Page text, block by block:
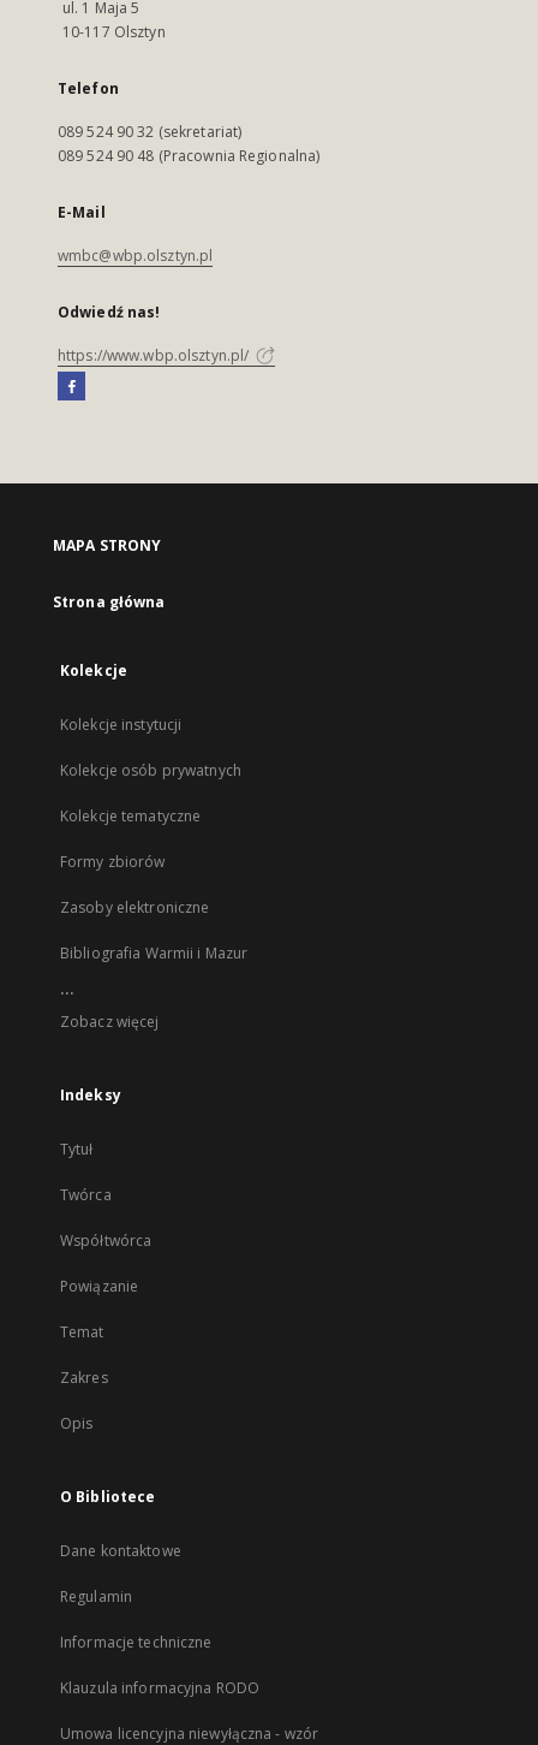
ul. 1 Maja 5
10-117 Olsztyn
Telefon
089 524 90 32 (sekretariat)
089 524 90 48 (Pracownia Regionalna)
E-Mail
wmbc@wbp.olsztyn.pl
Odwiedź nas!
https://www.wbp.olsztyn.pl/
MAPA STRONY
Strona główna
Kolekcje
Kolekcje instytucji
Kolekcje osób prywatnych
Kolekcje tematyczne
Formy zbiorów
Zasoby elektroniczne
Bibliografia Warmii i Mazur
...
Zobacz więcej
Indeksy
Tytuł
Twórca
Współtwórca
Powiązanie
Temat
Zakres
Opis
O Bibliotece
Dane kontaktowe
Regulamin
Informacje techniczne
Klauzula informacyjna RODO
Umowa licencyjna niewyłączna - wzór